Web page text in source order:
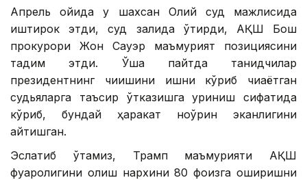
Апрель ойида у шахсан Олий суд мажлисида
иштирок этди, суд залида ўтирди, АҚШ Бош
прокурори Жон Сауэр маъмурият позициясини
тақдим этди. Ўша пайтда танқидчилар
президентнинг чиқишини ишни кўриб чиқаётган
судьяларга таъсир ўтказишга уриниш сифатида
кўриб, бундай ҳаракат ноўрин эканлигини
айтишган.
Эслатиб ўтамиз, Трамп маъмурияти АҚШ
фуқаролигини олиш нархини 80 фоизга оширишни